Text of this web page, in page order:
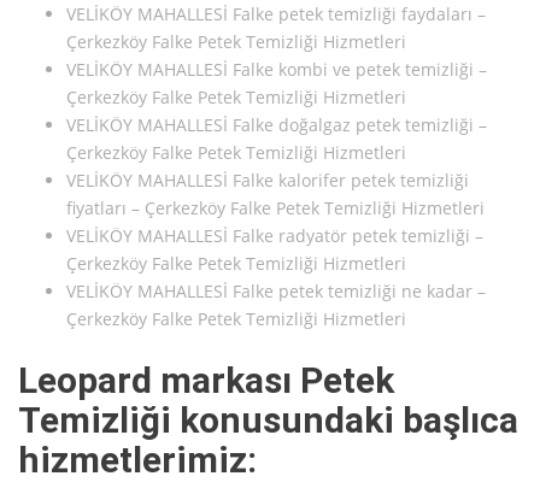
VELİKÖY MAHALLESİ Falke petek temizliği faydaları –
Çerkezköy Falke Petek Temizliği Hizmetleri
VELİKÖY MAHALLESİ Falke kombi ve petek temizliği –
Çerkezköy Falke Petek Temizliği Hizmetleri
VELİKÖY MAHALLESİ Falke doğalgaz petek temizliği –
Çerkezköy Falke Petek Temizliği Hizmetleri
VELİKÖY MAHALLESİ Falke kalorifer petek temizliği
fiyatları – Çerkezköy Falke Petek Temizliği Hizmetleri
VELİKÖY MAHALLESİ Falke radyatör petek temizliği –
Çerkezköy Falke Petek Temizliği Hizmetleri
VELİKÖY MAHALLESİ Falke petek temizliği ne kadar –
Çerkezköy Falke Petek Temizliği Hizmetleri
Leopard markası Petek
Temizliği konusundaki başlıca
hizmetlerimiz: